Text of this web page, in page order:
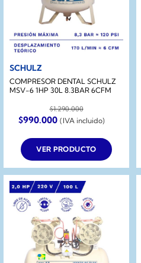
SCHULZ
COMPRESOR DENTAL SCHULZ
MSV-6 1HP 30L 8.3BAR 6CFM
$1.290.000
El
precio
original
era:
$1.290.000.
$990.000El
precio
actual
es:
$990.000.
(IVA incluido)
VER PRODUCTO